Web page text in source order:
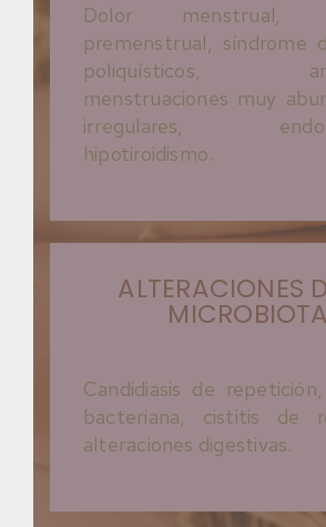
Dolor menstrual,
premenstrual, síndrome
poliquísticos,
menstruaciones muy
irregulares,
hipotiroidismo.
ALTERACIONES
MICROBIOTA
Candidiasis de
bacteriana, cistitis de
alteraciones digestivas.